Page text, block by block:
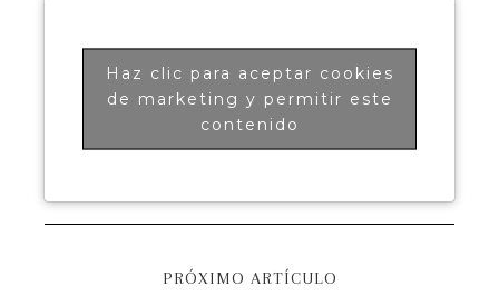
Haz clic para aceptar cookies
de marketing y permitir este
contenido
PRÓXIMO ARTÍCULO